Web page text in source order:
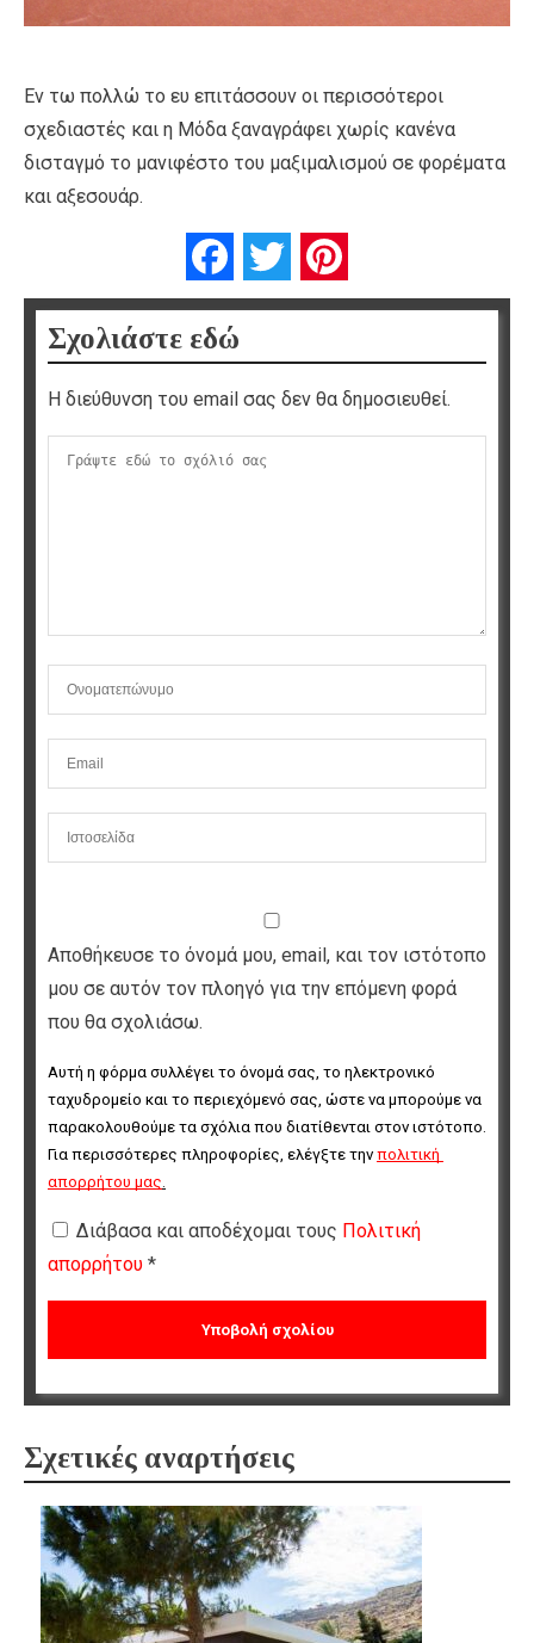
Εν τω πολλώ το ευ επιτάσσουν οι περισσότεροι
σχεδιαστές και η Μόδα ξαναγράφει χωρίς κανένα
δισταγμό το μανιφέστο του μαξιμαλισμού σε φορέματα
και αξεσουάρ.
FacebookTwitter
Σχολιάστε εδώ
Η διεύθυνση του email σας δεν θα δημοσιευθεί.
Αποθήκευσε το όνομά μου, email, και τον ιστότοπο
μου σε αυτόν τον πλοηγό για την επόμενη φορά
που θα σχολιάσω.
Αυτή η φόρμα συλλέγει το όνομά σας, το ηλεκτρονικό
ταχυδρομείο και το περιεχόμενό σας, ώστε να μπορούμε να
παρακολουθούμε τα σχόλια που διατίθενται στον ιστότοπο.
Για περισσότερες πληροφορίες, ελέγξτε την πολιτική
απορρήτου μας
Διάβασα και αποδέχομαι τους Πολιτική
απορρήτου *
Σχετικές αναρτήσεις